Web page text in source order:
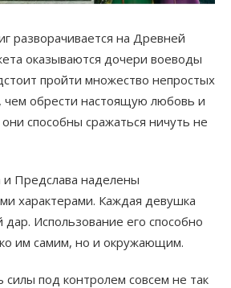
разворачивается на Древней
оказываются дочери воеводы
пройти множество непростых
обрести настоящую любовь и
способны сражаться ничуть не
Предслава наделены
характерами. Каждая девушка
Использование его способно
им самим, но и окружающим.
силы под контролем совсем не так